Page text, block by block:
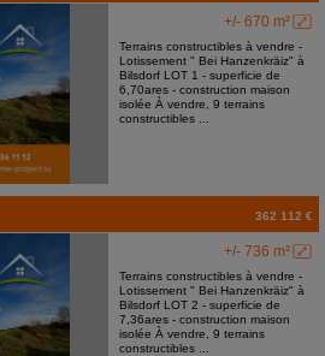
+/- 670 m²
Terrains constructibles à vendre -
Lotissement " Bei Hanzenkräiz" à
Bilsdorf LOT 1 - superficie de
6,70ares - construction maison
isolée À vendre, 9 terrains
constructibles ...
362 112 €
+/- 736 m²
Terrains constructibles à vendre -
Lotissement " Bei Hanzenkräiz" à
Bilsdorf LOT 2 - superficie de
7,36ares - construction maison
isolée À vendre, 9 terrains
constructibles ...